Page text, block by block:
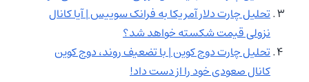
تحلیل چارت دلار آمریکا به فرانک سوییس | آیا کانال
نزولی قیمت شکسته خواهد شد؟
تحلیل چارت دوج کوین | با تضعیف روند، دوج کوین
کانال صعودی خود را از دست داد!